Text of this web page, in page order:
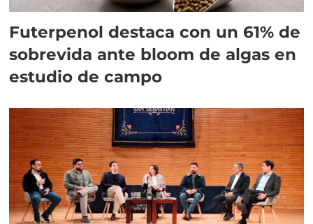
Futerpenol destaca con un 61% de
sobrevida ante bloom de algas en
estudio de campo